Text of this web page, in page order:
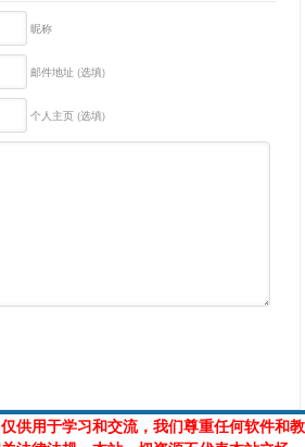
昵称
邮件地址 (选填)
个人主页 (选填)
供用于学习和交流，我们尊重任何软件和教